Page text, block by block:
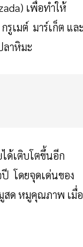
เพื่อทำให้
เมต์ มาร์เก็ต แล
าหิมะ
ด้เติบโตขึ้นอีก
โดยจุดเด่นของ
สด หมูคุณภาพ เมื่อ